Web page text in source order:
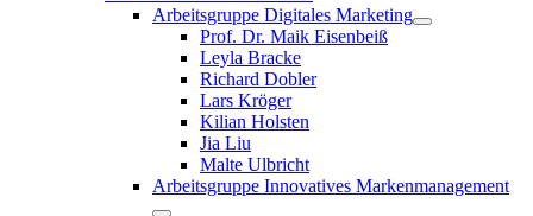
Arbeitsgruppe Digitales Marketing
Prof. Dr. Maik Eisenbeiß
Leyla Bracke
Richard Dobler
Lars Kröger
Kilian Holsten
Jia Liu
Malte Ulbricht
Arbeitsgruppe Innovatives Markenmanagement